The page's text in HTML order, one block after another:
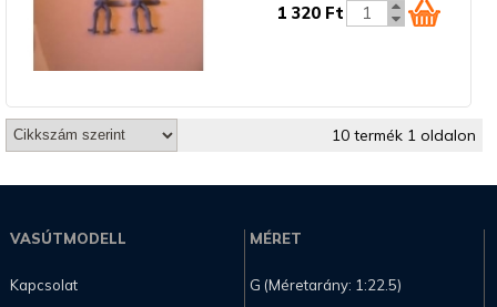
1 320 Ft
10 termék 1 oldalon
VASÚTMODELL
Kapcsolat
MÉRET
G (Méretarány: 1:22.5)